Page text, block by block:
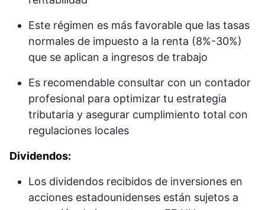
Este régimen es más favorable que las tasas
normales de impuesto a la renta (8%-30%)
que se aplican a ingresos de trabajo​
Es recomendable consultar con un contador
profesional para optimizar tu estrategia
tributaria y asegurar cumplimiento total con
regulaciones locales​
Dividendos:
Los dividendos recibidos de inversiones en
acciones estadounidenses están sujetos a